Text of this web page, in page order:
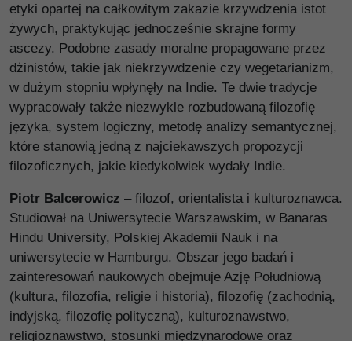
etyki opartej na całkowitym zakazie krzywdzenia istot
żywych, praktykując jednocześnie skrajne formy
ascezy. Podobne zasady moralne propagowane przez
dżinistów, takie jak niekrzywdzenie czy wegetarianizm,
w dużym stopniu wpłynęły na Indie. Te dwie tradycje
wypracowały także niezwykle rozbudowaną filozofię
języka, system logiczny, metodę analizy semantycznej,
które stanowią jedną z najciekawszych propozycji
filozoficznych, jakie kiedykolwiek wydały Indie.
Piotr Balcerowicz – filozof, orientalista i kulturoznawca.
Studiował na Uniwersytecie Warszawskim, w Banaras
Hindu University, Polskiej Akademii Nauk i na
uniwersytecie w Hamburgu. Obszar jego badań i
zainteresowań naukowych obejmuje Azję Południową
(kultura, filozofia, religie i historia), filozofię (zachodnią,
indyjską, filozofię polityczną), kulturoznawstwo,
religioznawstwo, stosunki międzynarodowe oraz